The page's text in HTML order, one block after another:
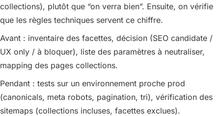
collections), plutôt que “on verra bien”. Ensuite, on vérifie
que les règles techniques servent ce chiffre.
Avant : inventaire des facettes, décision (SEO candidate /
UX only / à bloquer), liste des paramètres à neutraliser,
mapping des pages collections.
Pendant : tests sur un environnement proche prod
(canonicals, meta robots, pagination, tri), vérification des
sitemaps (collections incluses, facettes exclues).